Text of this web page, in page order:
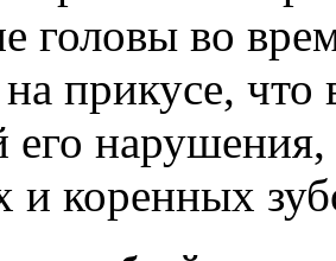
головы во
на прикусе,
нарушения,
и коренных